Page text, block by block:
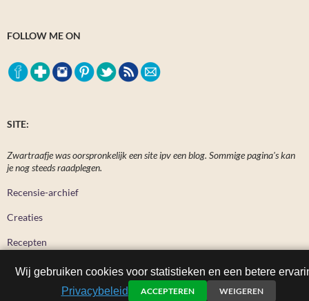
FOLLOW ME ON
SITE:
Zwartraafje was oorspronkelijk een site ipv een blog. Sommige pagina's kan
je nog steeds raadplegen.
Recensie-archief
Creaties
Recepten
Wij gebruiken cookies voor statistieken en een betere
Privacybeleid
ACCEPTEREN WEIGEREN